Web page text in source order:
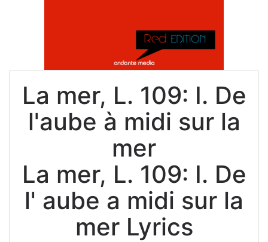
La mer, L. 109: I. De
l'aube à midi sur la
mer
La mer, L. 109: I. De
l' aube a midi sur la
mer Lyrics